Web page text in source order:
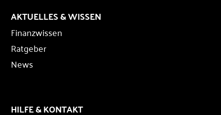
AKTUELLES & WISSEN
Finanzwissen
Ratgeber
News
HILFE & KONTAKT